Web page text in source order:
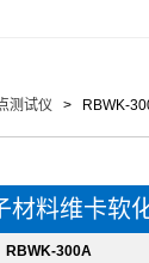
测试仪 > RBWK-
材料维卡软
RBWK-300A